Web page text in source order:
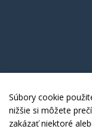
Súbory cookie
nižšie si môžete
zakázať niektoré